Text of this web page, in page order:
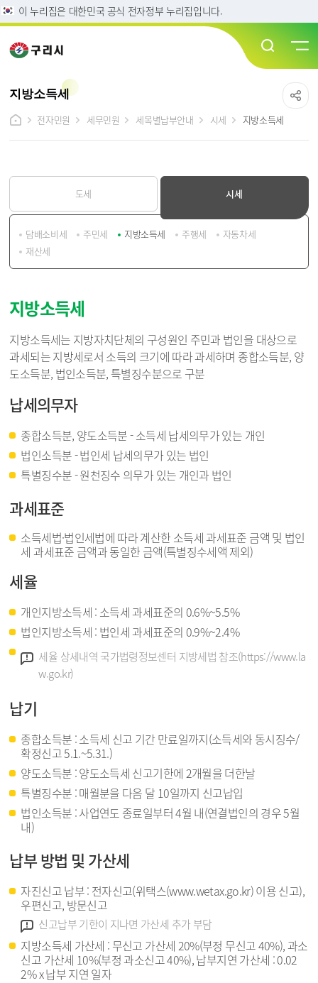
이 누리집은 대한민국 공식 전자정부 누리집입니다.
지방소득세
전자민원
세무민원 세목별납부안내 시세 지방소득세
도세 시세
담배소비세 주민세 지방소득세 주행세
자동차세
재산세
지방소득세
지방소득세는 지방자치단체의 구성원인 주민과 법인을 대상으로
과세되는 지방세로서 소득의 크기에 따라 과세하며 종합소득분, 양
도소득분, 법인소득분, 특별징수분으로 구분
납세의무자
종합소득분, 양도소득분 - 소득세 납세의무가 있는 개인
법인소득분 - 법인세 납세의무가 있는 법인
특별징수분 - 원천징수 의무가 있는 개인과 법인
과세표준
소득세법·법인세법에 따라 계산한 소득세 과세표준 금액 및 법인
세 과세표준 금액과 동일한 금액(특별징수세액 제외)
세율
개인지방소득세 : 소득세 과세표준의 0.6%~5.5%
법인지방소득세 : 법인세 과세표준의 0.9%~2.4%
세율 상세내역 국가법령정보센터 지방세법 참조(https://www.la
w.go.kr)
납기
종합소득분 : 소득세 신고 기간 만료일까지(소득세와 동시징수/
확정신고 5.1.~5.31.)
양도소득분 : 양도소득세 신고기한에 2개월을 더한날
특별징수분 : 매월분을 다음 달 10일까지 신고납입
법인소득분 : 사업연도 종료일부터 4월 내(연결법인의 경우 5월
내)
납부 방법 및 가산세
자진신고 납부 : 전자신고(위택스(www.wetax.go.kr) 이용 신고),
우편신고, 방문신고
신고납부 기한이 지나면 가산세 추가 부담
지방소득세 가산세 : 무신고 가산세 20%(부정 무신고 40%), 과소
신고 가산세 10%(부정 과소신고 40%), 납부지연 가산세 : 0.02
2% x 납부 지연 일자